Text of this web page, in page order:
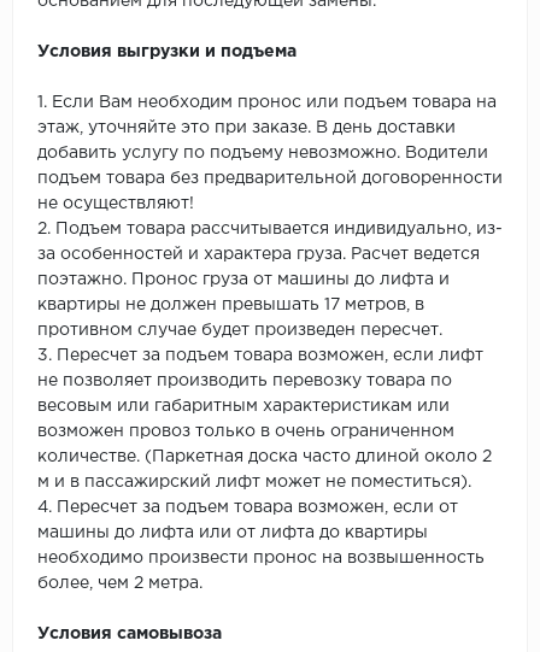
Условия выгрузки и подъема
1. Если Вам необходим пронос или подъем товара на
этаж, уточняйте это при заказе. В день доставки
добавить услугу по подъему невозможно. Водители
подъем товара без предварительной договоренности
не осуществляют!
2. Подъем товара рассчитывается индивидуально, из-
за особенностей и характера груза. Расчет ведется
поэтажно. Пронос груза от машины до лифта и
квартиры не должен превышать 17 метров, в
противном случае будет произведен пересчет.
3. Пересчет за подъем товара возможен, если лифт
не позволяет производить перевозку товара по
весовым или габаритным характеристикам или
возможен провоз только в очень ограниченном
количестве. (Паркетная доска часто длиной около 2
м и в пассажирский лифт может не поместиться).
4. Пересчет за подъем товара возможен, если от
машины до лифта или от лифта до квартиры
необходимо произвести пронос на возвышенность
более, чем 2 метра.
Условия самовывоза